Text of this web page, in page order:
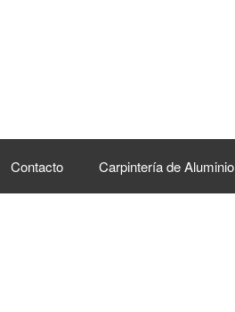
Contacto Carpintería de Aluminio